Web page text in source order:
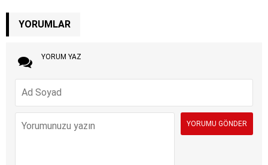
YORUMLAR
YORUM YAZ